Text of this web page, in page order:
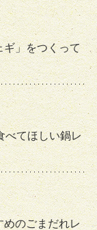
ギ」をつくって
べてほしい鍋レ
めのごまだれレ